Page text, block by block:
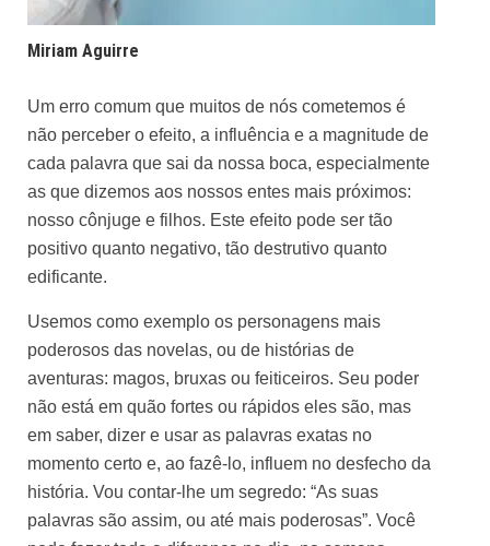
Miriam Aguirre
Um erro comum que muitos de nós cometemos é
não perceber o efeito, a influência e a magnitude de
cada palavra que sai da nossa boca, especialmente
as que dizemos aos nossos entes mais próximos:
nosso cônjuge e filhos. Este efeito pode ser tão
positivo quanto negativo, tão destrutivo quanto
edificante.
Usemos como exemplo os personagens mais
poderosos das novelas, ou de histórias de
aventuras: magos, bruxas ou feiticeiros. Seu poder
não está em quão fortes ou rápidos eles são, mas
em saber, dizer e usar as palavras exatas no
momento certo e, ao fazê-lo, influem no desfecho da
história. Vou contar-lhe um segredo: “As suas
palavras são assim, ou até mais poderosas”. Você